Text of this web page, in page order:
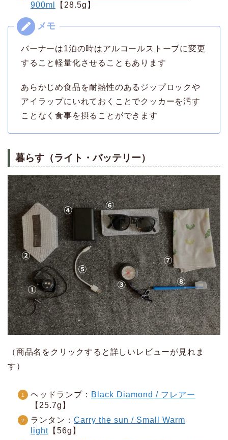
900ml
【28.5g】
バーナーは1泊の時はアルコールストーブに変更
すること軽量化させることもあります
あらかじめ食品を耐熱性のあるジップロックや
アイラップにいれておくことでクッカーを汚す
ことなく食事を摂ることができます
暮らす（ライト・バッテリー）
（商品名をクリックすると詳しいレビューが見れま
す）
ヘッドランプ： Black Diamond / フレアー
【25.7g】
ランタン： Carry the sun / Small Warm
light 【56g】